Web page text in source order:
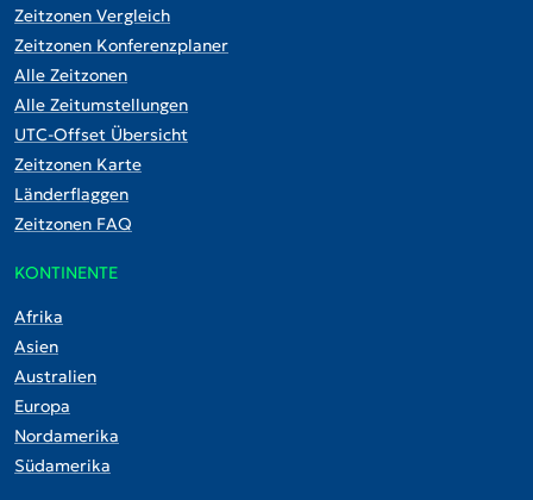
Zeitzonen Vergleich
Zeitzonen Konferenzplaner
Alle Zeitzonen
Alle Zeitumstellungen
UTC-Offset Übersicht
Zeitzonen Karte
Länderflaggen
Zeitzonen FAQ
KONTINENTE
Afrika
Asien
Australien
Europa
Nordamerika
Südamerika